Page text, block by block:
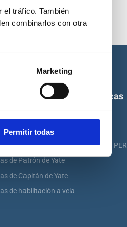
tráfico. También
combinarlos con otra
Marketing
Permitir todas
de titulaciones náuticas
de PER
de ampliación de atribuciones de PER
de Patrón de Yate
de Capitán de Yate
de habilitación a vela